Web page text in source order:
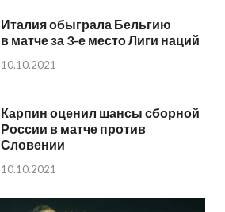
Италия обыграла Бельгию
в матче за 3-е место Лиги наций
10.10.2021
Карпин оценил шансы сборной
России в матче против
Словении
10.10.2021